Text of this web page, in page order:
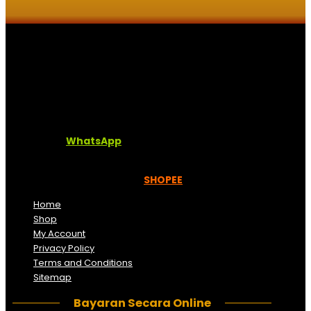
WhatsApp
SHOPEE
Home
Shop
My Account
Privacy Policy
Terms and Conditions
Sitemap
Bayaran Secara Online